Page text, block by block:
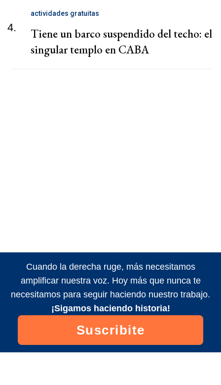
4.
actividades gratuitas
Tiene un barco suspendido del techo: el
singular templo en CABA
Cuando la derecha ruge, más necesitamos
amplificar nuestra voz. Hoy más que nunca te
necesitamos para seguir haciendo nuestro trabajo.
¡Sigamos haciendo historia!
Suscribite